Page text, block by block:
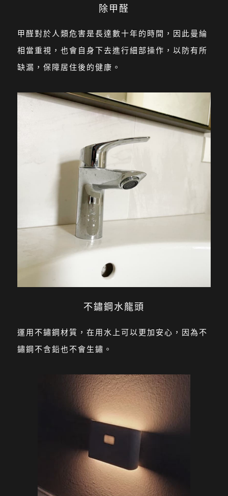
除甲醛
甲醛對於人類危害是長達數十年的時間，因此曼綸
相當重視，也會自身下去進行細部操作，以防有所
缺漏，保障居住後的健康。
不鏽鋼水龍頭
運用不鏽鋼材質，在用水上可以更加安心，因為不
鏽鋼不含鉛也不會生鏽。